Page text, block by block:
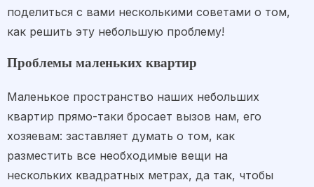
поделиться с вами несколькими советами о том,
как решить эту небольшую проблему!
Проблемы маленьких квартир
Маленькое пространство наших небольших
квартир прямо-таки бросает вызов нам, его
хозяевам: заставляет думать о том, как
разместить все необходимые вещи на
нескольких квадратных метрах, да так, чтобы